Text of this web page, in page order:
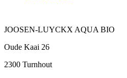
JOOSEN-LUYCKX AQUA BIO
Oude Kaai 26
2300 Turnhout